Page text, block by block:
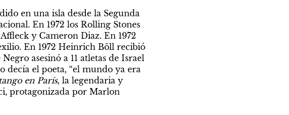
en una isla desde la Segunda
En 1972 los Rolling Stones
y Cameron Diaz. En 1972
En 1972 Heinrich Böll recibió
asesinó a 11 atletas de Israel
decía el poeta, “el mundo ya era
en París, la legendaria y
protagonizada por Marlon